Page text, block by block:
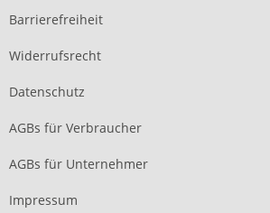
Barrierefreiheit
Widerrufsrecht
Datenschutz
AGBs für Verbraucher
AGBs für Unternehmer
Impressum